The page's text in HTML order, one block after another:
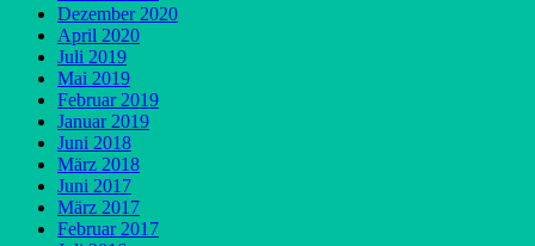
Dezember 2020
April 2020
Juli 2019
Mai 2019
Februar 2019
Januar 2019
Juni 2018
März 2018
Juni 2017
März 2017
Februar 2017